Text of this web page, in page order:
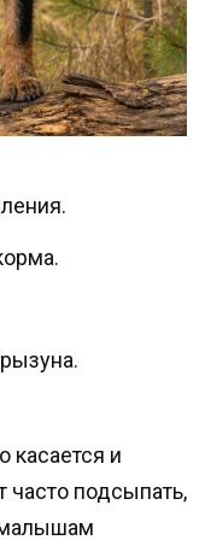
касается и
часто подсыпать,
малышам